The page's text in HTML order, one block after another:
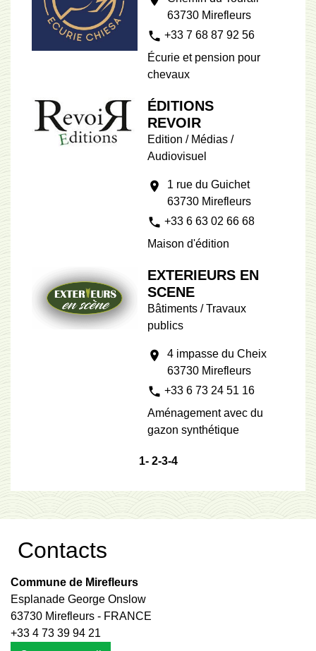
63730 Mirefleurs
phone +33 7 68 87 92 56
Écurie et pension pour
chevaux
ÉDITIONS
REVOIR
Edition / Médias /
Audiovisuel
location_on
1 rue du Guichet
63730 Mirefleurs
phone +33 6 63 02 66 68
Maison d'édition
EXTERIEURS EN
SCENE
Bâtiments / Travaux
publics
location_on
4 impasse du Cheix
63730 Mirefleurs
phone +33 6 73 24 51 16
Aménagement avec du
gazon synthétique
1- 2-3-4
Contacts
Commune de Mirefleurs
Esplanade George Onslow
63730 Mirefleurs - FRANCE
+33 4 73 39 94 21